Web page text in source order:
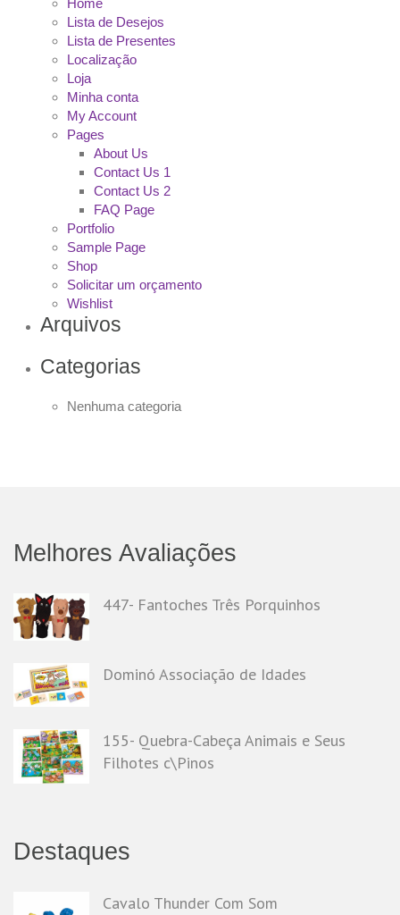
Home
Lista de Desejos
Lista de Presentes
Localização
Loja
Minha conta
My Account
Pages
About Us
Contact Us 1
Contact Us 2
FAQ Page
Portfolio
Sample Page
Shop
Solicitar um orçamento
Wishlist
Arquivos
Categorias
Nenhuma categoria
Melhores Avaliações
447- Fantoches Três Porquinhos
Dominó Associação de Idades
155- Quebra-Cabeça Animais e Seus
Filhotes c\Pinos
Destaques
Cavalo Thunder Com Som